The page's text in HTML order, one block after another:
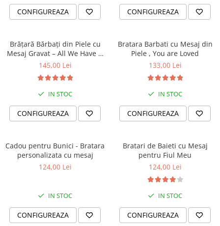
CONFIGUREAZA CONFIGUREAZA
Brățară Bărbați din Piele cu
Mesaj Gravat – All We Have Is
Now
145,00 Lei
IN STOC
CONFIGUREAZA
Bratara Barbati cu Mesaj din
Piele , You are Loved
133,00 Lei
IN STOC
CONFIGUREAZA
Cadou pentru Bunici - Bratara
personalizata cu mesaj
124,00 Lei
IN STOC
CONFIGUREAZA
Bratari de Baieti cu Mesaj
pentru Fiul Meu
124,00 Lei
IN STOC
CONFIGUREAZA